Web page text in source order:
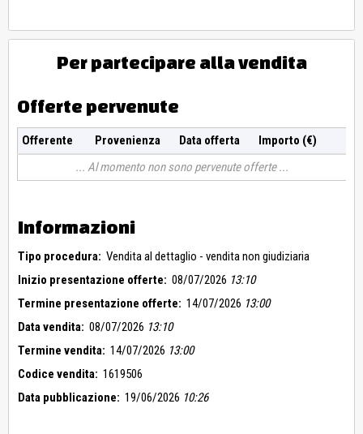
Per partecipare alla vendita
Offerte pervenute
Offerente Provenienza Data offerta
Importo (€)
Al momento non sono pervenute offerte
Informazioni
Tipo procedura: Vendita al dettaglio - vendita non giudiziaria
Inizio presentazione offerte: 08/07/2026 13:10
Termine presentazione offerte: 14/07/2026 13:00
Data vendita: 08/07/2026 13:10
Termine vendita: 14/07/2026 13:00
Codice vendita: 1619506
Data pubblicazione: 19/06/2026 10:26